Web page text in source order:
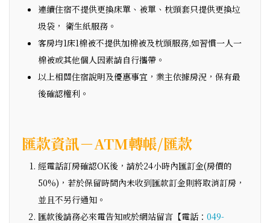
連續住宿不提供更換床單、被單、枕頭套只提供更換垃
圾袋， 衛生紙服務。
客房均1床1棉被不提供加棉被及枕頭服務,如習慣一人一
棉被或其他個人因素請自行攜帶。
以上相關住宿說明及優惠事宜，業主依據房況，保有最
後確認權利。
匯款資訊－ATM轉帳/匯款
經電話訂房確認OK後，請於24小時內匯訂金(房價的
50%)，若於保留時間內未收到匯款訂金則將取消訂房，
並且不另行通知。
匯款後請務必來電告知或於網站留言【電話： 049-